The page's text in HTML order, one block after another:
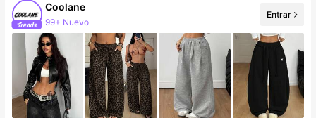
Coolane
99+ Nuevo
Incremento de seguidores de 15%
Entrar